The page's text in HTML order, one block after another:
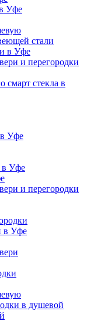
Уфе
стали
в Уфе
и перегородки
смарт стекла в
в Уфе
в Уфе
и перегородки
в Уфе
в душевой